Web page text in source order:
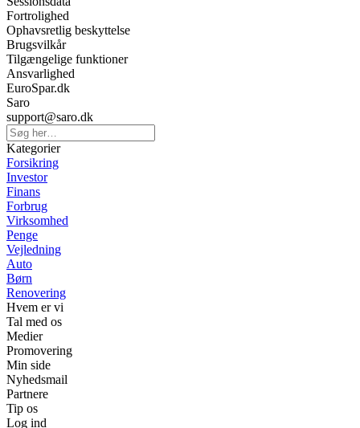
Fortrolighed
Ophavsretlig beskyttelse
Brugsvilkår
Tilgængelige funktioner
Ansvarlighed
EuroSpar.dk
Saro
support@saro.dk
Kategorier
Forsikring
Investor
Finans
Forbrug
Virksomhed
Penge
Vejledning
Auto
Børn
Renovering
Hvem er vi
Tal med os
Medier
Promovering
Min side
Nyhedsmail
Partnere
Tip os
Log ind